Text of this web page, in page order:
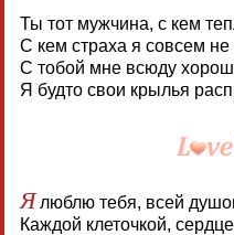
Ты тот мужчина, с кем
С кем страха я совсем не
С тобой мне всюду
Я будто свои крылья
Ялюблю тебя, всей
Каждой клеточкой,